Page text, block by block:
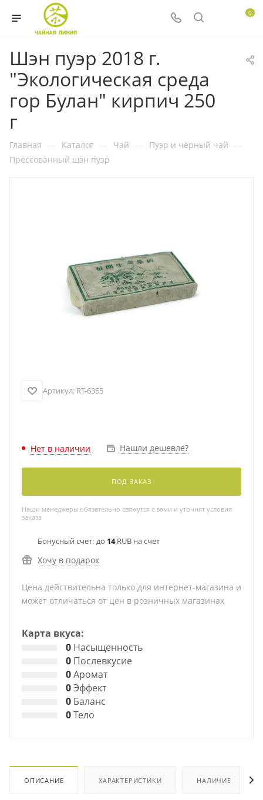
0
Шэн пуэр 2018 г.
"Экологическая среда
гор Булан" кирпич 250
г
Главная — Каталог — Чай — Пуэр и чёрный чай —
Прессованный шэн пуэр
Артикул: RT-6355
Нет в наличии Нашли дешевле?
ПОД ЗАКАЗ
Наши менеджеры обязательно свяжутся с вами и уточнят условия
заказа
Бонусный счет: до 14RUB на счет
Хочу в подарок
Цена действительна только для интернет-магазина и
может отличаться от цен в розничных магазинах
Карта вкуса:
0 Насыщенность
0 Послевкусие
0Аромат
0Эффект
0 Баланс
0Тело
ОПИСАНИЕ ХАРАКТЕРИСТИКИ НАЛИЧИЕ